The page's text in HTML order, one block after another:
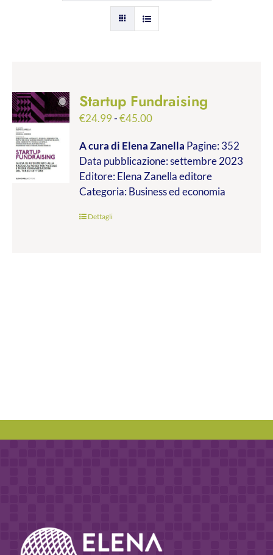
Startup Fundraising
€24.99-€45.00Fascia
prezzo:
da
€24.99
a
A cura di Elena Zanella Pagine: 352
Data pubblicazione: settembre 2023
Editore: Elena Zanella editore
Categoria: Business ed economia
Dettagli